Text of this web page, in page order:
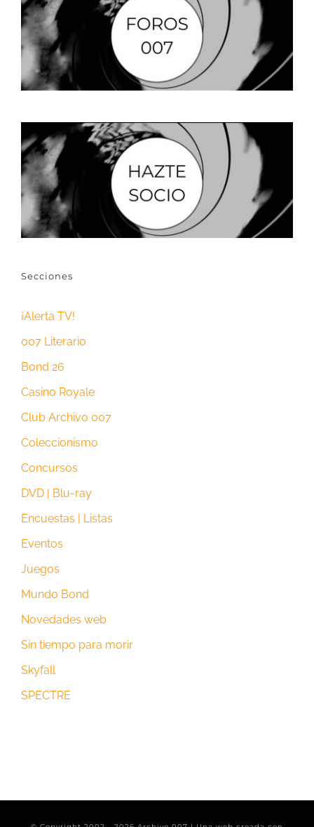
Secciones
¡Alerta TV!
007 Literario
Bond 26
Casino Royale
Club Archivo 007
Coleccionismo
Concursos
DVD | Blu-ray
Encuestas | Listas
Eventos
Juegos
Mundo Bond
Novedades web
Sin tiempo para morir
Skyfall
SPECTRE